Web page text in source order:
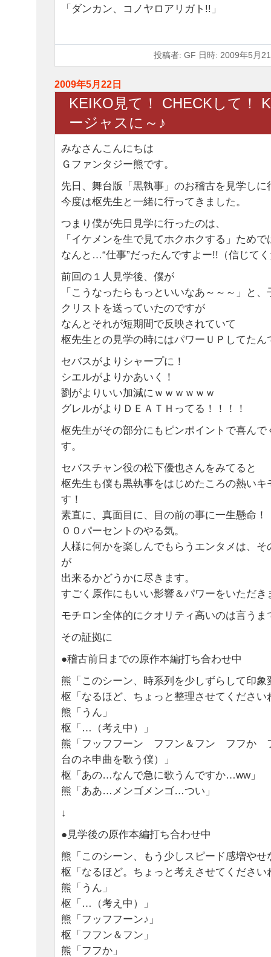
「ダンカン、コノヤロアリガト!!」
投稿者: GF 日時: 2009年5月
2009年5月22日
KEIKO見て！ CHECKして！
ージャスに～♪
みなさんこんにちは
Ｇファンタジー熊です。
先日、舞台版「黒執事」のお稽古を見学しに
今度は枢先生と一緒に行ってきました。
つまり僕が先日見学に行ったのは、
「イケメンを生で見てホクホクする」ためで
なんと…“仕事”だったんですよー!!（信じて
前回の１人見学後、僕が
「こうなったらもっといいなあ～～～」と
クリストを送っていたのですが
なんとそれが短期間で反映されていて
枢先生との見学の時にはパワーＵＰしてたん
セバスがよりシャープに！
シエルがよりかあいく！
劉がよりいい加減にｗｗｗｗｗｗ
グレルがよりＤＥＡＴＨってる！！！！
枢先生がその部分にもピンポイントで喜んで
す。
セバスチャン役の松下優也さんをみてると
枢先生も僕も黒執事をはじめたころの熱いキ
す！
素直に、真面目に、目の前の事に一生懸命
００パーセントのやる気。
人様に何かを楽しんでもらうエンタメは、
が
出来るかどうかに尽きます。
すごく原作にもいい影響＆パワーをいただき
モチロン全体的にクオリティ高いのは言うま
その証拠に
●稽古前日までの原作本編打ち合わせ中
熊「このシーン、時系列を少しずらして印象
枢「なるほど、ちょっと整理させてください
熊「うん」
枢「…（考え中）」
熊「フッフフーン フフン＆フン フフか
台のネ申曲を歌う僕）」
枢「あの…なんで急に歌うんですか…ww」
熊「ああ…メンゴメンゴ…つい」
↓
●見学後の原作本編打ち合わせ中
熊「このシーン、もう少しスピード感増やせ
枢「なるほど。ちょっと考えさせてください
熊「うん」
枢「…（考え中）」
熊「フッフフーン♪」
枢「フフン＆フン」
熊「フフか」